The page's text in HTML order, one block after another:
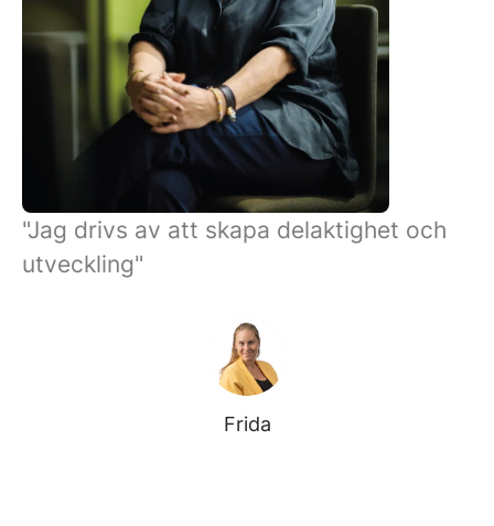
"Jag drivs av att skapa delaktighet och
utveckling"
Frida